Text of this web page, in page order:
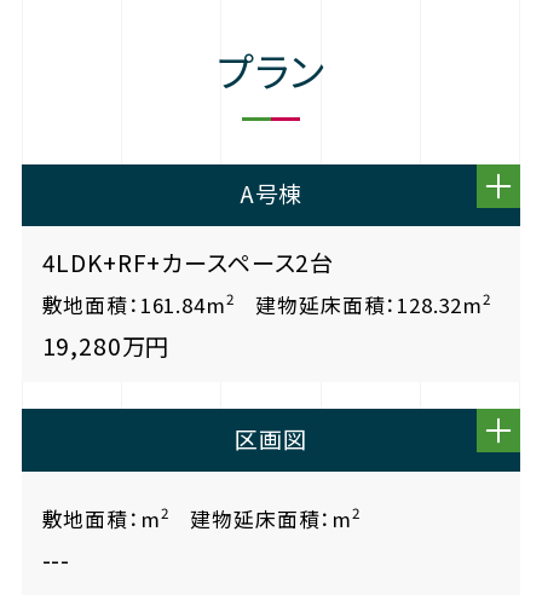
プラン
A号棟
4LDK+RF+カースペース2台
敷地面積：161.84m2 建物延床面積：128.32m2
19,280万円
区画図
敷地面積：m2 建物延床面積：m2
---